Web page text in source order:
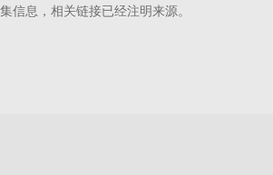
信息，相关链接已经注明来源。